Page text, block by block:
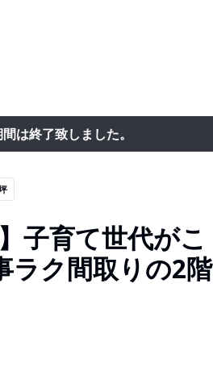
は終了致しました。
子育て世代がこ
ラク間取りの2階